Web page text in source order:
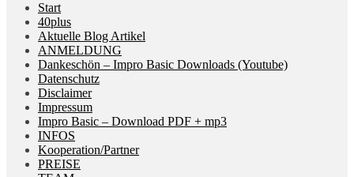
Start
40plus
Aktuelle Blog Artikel
ANMELDUNG
Dankeschön – Impro Basic Downloads (Youtube)
Datenschutz
Disclaimer
Impressum
Impro Basic – Download PDF + mp3
INFOS
Kooperation/Partner
PREISE